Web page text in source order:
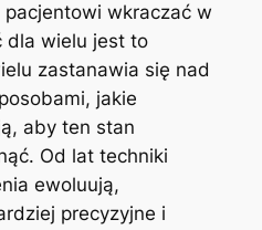
⁤pacjentowi wkraczać w
dla wielu jest⁣ to
zastanawia się nad
jakie
aby ten stan
Od lat techniki
ewoluują,
precyzyjne i